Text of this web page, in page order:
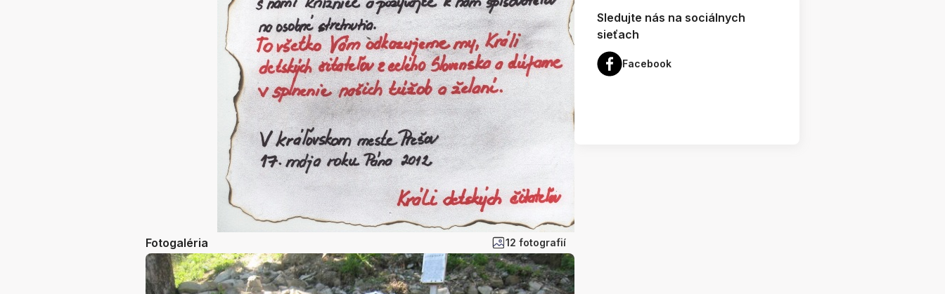
Fotogaléria 12 fotografií
Sledujte nás na sociálnych
sieťach
Facebook